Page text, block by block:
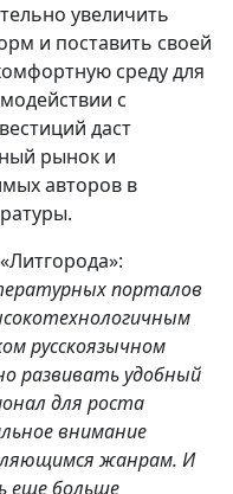
увеличить
и поставить своей
среду для
с
даст
рынок и
авторов в
порталов
русскоязычном
развивать удобный
для роста
внимание
жанрам. И
еще больше